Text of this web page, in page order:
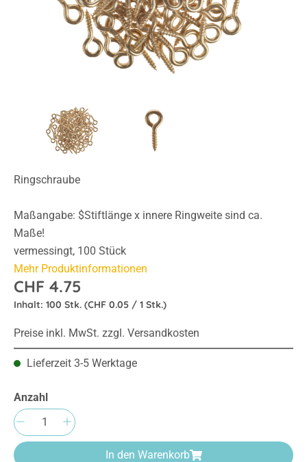
Ringschraube
Maßangabe: $Stiftlänge x innere Ringweite sind ca.
Maße!
vermessingt, 100 Stück
Mehr Produktinformationen
CHF 4.75
Inhalt: 100 Stk. (CHF 0.05 / 1 Stk.)
Preise inkl. MwSt. zzgl. Versandkosten
Lieferzeit 3-5 Werktage
Anzahl
Produkt Anzahl: Gib den gewünschten
In den Warenkorb